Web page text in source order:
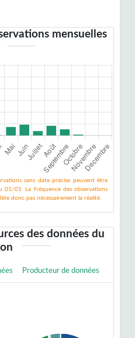
mensuelles
sans date précise peuvent être
01/01. La fréquence des observations
donc pas nécessairement la réalité.
des données du
Producteur de données